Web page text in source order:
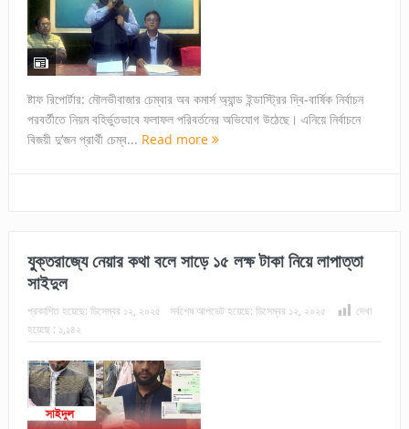
ষ্টাফ রিপোর্টার: মৌলভীবাজার চেম্বার অব কমার্স অ্যান্ড ইন্ডাস্ট্রির দ্বি-বার্ষিক নির্বাচন
পরবর্তীতে নিয়ম বহির্ভুতভাবে ফলাফল পরিবর্তনের অভিযোগ উঠেছে। এনিয়ে নির্বাচনে
বিজয়ী দু’জন প্রার্থী চেম্ব... Read more
যুক্তরাজ্যে নেয়ার কথা বলে সাড়ে ১৫ লক্ষ টাকা নিয়ে লাপাত্তা
সাইদুল
প্রকাশিত হয়েছে: ডিসেম্বর ১২, ২০২৫ সর্বশেষ আপডেট হয়েছে: ডিসেম্বর ১২, ২০২৫
দেখা
হয়েছে : ১,১৪২